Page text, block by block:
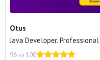
Otus
Java Developer. Professional
96 из 100